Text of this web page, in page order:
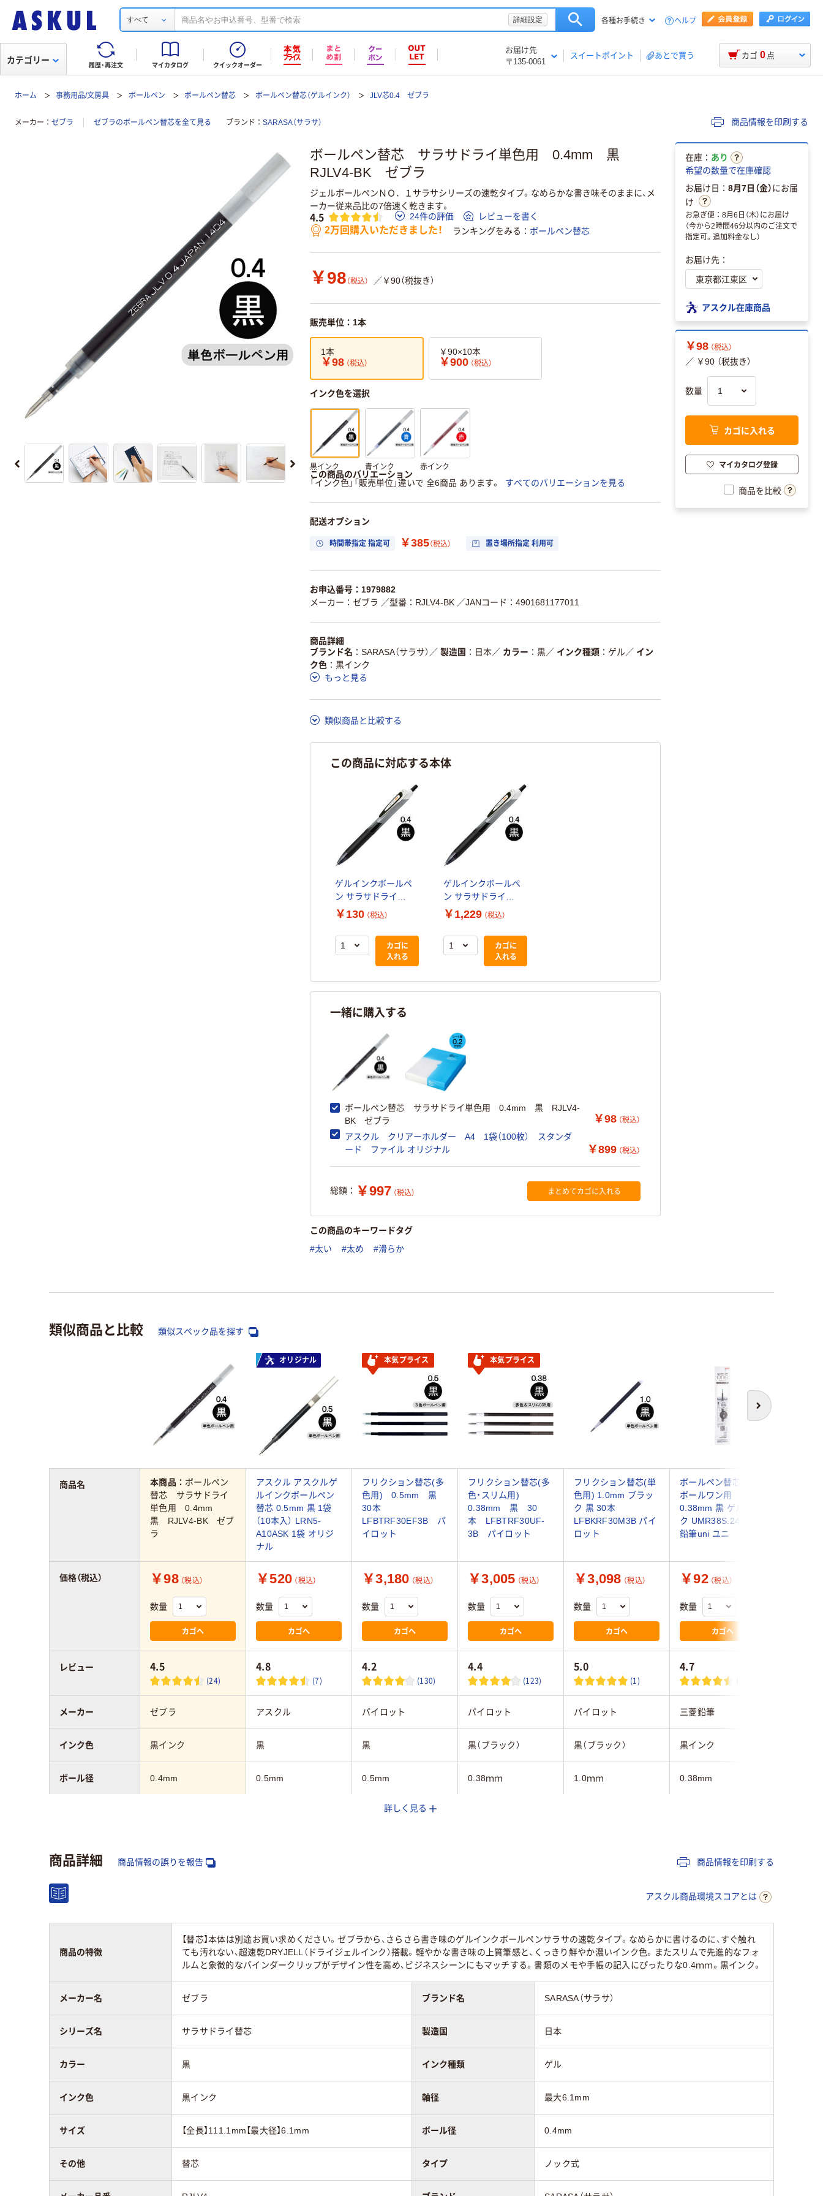
すべて 詳細設定 各種お手続き ヘルプ
履歴・再注文 マイカタログ クイックオーダー
お届け先
〒135-0061
スイートポイント あとで買う
カテゴリー カゴ 0 点
ホーム 事務用品/文房具 ボールペン ボールペン替芯 ボールペン替芯（ゲルインク） JLV芯0.4 ゼブラ
メーカー ゼブラ ゼブラのボールペン替芯を全て見る ブランド SARASA（サラサ） 商品情報を印刷する
ボールペン替芯 サラサドライ単色用 0.4mm 黒
RJLV4-BK ゼブラ
ジェルボールペンＮＯ．１サラサシリーズの速乾タイプ。なめらかな書き味そのままに、メ
ーカー従来品比の7倍速く乾きます。
4.5 24件の評価 レビューを書く
2万回購入いただきました！ ランキングをみる ボールペン替芯
￥98 （税込） ／￥90（税抜き）
販売単位：1本
1本
￥98 （税込）
￥90×10本
￥900 （税込）
インク色を選択
黒インク 青インク 赤インク
この商品のバリエーション
「インク色」「販売単位」違いで 全6商品 あります。
すべてのバリエーションを見る
配送オプション
時間帯指定 指定可 ￥385（税込） 置き場所指定 利用可
お申込番号：1979882
メーカー：ゼブラ ／型番：RJLV4-BK ／JANコード：4901681177011
商品詳細
ブランド名
SARASA（サラサ） ／ 製造国 日本／ カラー 黒／ インク種類 ゲル／ イン
ク色
黒インク
もっと見る
類似商品と比較する
この商品に対応する本体
ゲルインクボールペ
ン サラサドライ
0.4mm 黒 JJS31-BK
￥130 （税込）
カゴに
入れる
ゲルインクボールペ
ン サラサドライ
0.4mm 黒 10本
JJS31-BK ゼブラ
￥1,229 （税込）
カゴに
入れる
一緒に購入する
ボールペン替芯 サラサドライ単色用 0.4mm 黒 RJLV4-
BK ゼブラ
￥98 （税込）
アスクル クリアーホルダー A4 1袋（100枚） スタンダ
ード ファイル オリジナル
￥899 （税込）
総額： ￥997 （税込） まとめてカゴに入れる
この商品のキーワードタグ
#太い #太め #滑らか
在庫： あり
希望の数量で在庫確認
お届け日： 8月7日（金）にお届
け
お急ぎ便：8月6日（木）にお届け
（今から2時間46分以内のご注文で
指定可。追加料金なし）
お届け先：
アスクル在庫商品
￥98 （税込）
／ ￥90 （税抜き）
数量
カゴに入れる
マイカタログ登録
商品を比較
類似商品と比較 類似スペック品を探す
次へ
オリジナル 本気プライス 本気プライス
本商品： ボールペン
替芯 サラサドライ
単色用 0.4mm
黒 RJLV4-BK ゼブ
ラ
アスクル アスクルゲ
ルインクボールペン
替芯 0.5mm 黒 1袋
（10本入） LRN5-
A10ASK 1袋 オリジ
ナル
フリクション替芯(多
色用) 0.5mm 黒
30本
LFBTRF30EF3B パ
イロット
フリクション替芯(多
色・スリム用)
0.38mm 黒 30
本 LFBTRF30UF-
3B パイロット
フリクション替芯(単
色用) 1.0mm ブラッ
ク 黒 30本
LFBKRF30M3B パイ
ロット
ボールペン替芯 ユニ
ボールワン用
0.38mm 黒 ゲルイン
ク UMR38S.24 三菱
鉛筆uni ユニ
￥98 （税込）
数量
カゴへ
￥520 （税込）
数量
カゴへ
￥3,180 （税込）
数量
カゴへ
￥3,005 （税込）
数量
カゴへ
￥3,098 （税込）
数量
カゴへ
￥92 （税込）
数量
カゴへ
4.5
(24)
4.8
(7)
4.2
(130)
4.4
(123)
5.0
(1)
4.7
(7)
ゼブラ アスクル パイロット パイロット パイロット 三菱鉛筆
黒インク 黒 黒 黒（ブラック） 黒（ブラック） 黒インク
0.4mm 0.5mm 0.5mm 0.38ｍｍ 1.0ｍｍ 0.38mm
3.6mm
商品名
価格（税込）
レビュー
メーカー
インク色
ボール径
アスクル商品環境
スコア
詳しく見る
商品詳細 商品情報の誤りを報告 商品情報を印刷する
アスクル商品環境スコアとは
商品の特徴
【替芯】本体は別途お買い求めください。ゼブラから、さらさら書き味のゲルインクボールペンサラサの速乾タイプ。なめらかに書けるのに、すぐ触れ
ても汚れない、超速乾DRYJELL（ドライジェルインク）搭載。軽やかな書き味の上質筆感と、くっきり鮮やか濃いインク色。またスリムで先進的なフォ
ルムと象徴的なバインダークリップがデザイン性を高め、ビジネスシーンにもマッチする。書類のメモや手帳の記入にぴったりな0.4ｍｍ。黒インク。
メーカー名 ゼブラ ブランド名 SARASA（サラサ）
シリーズ名 サラサドライ替芯 製造国 日本
カラー 黒 インク種類 ゲル
インク色 黒インク 軸径 最大6.1mm
サイズ 【全長】111.1mm【最大径】6.1mm ボール径 0.4mm
その他 替芯 タイプ ノック式